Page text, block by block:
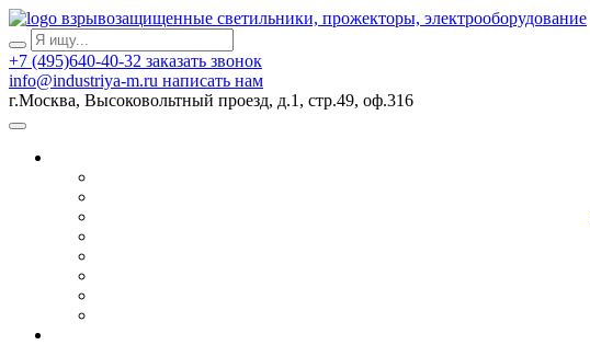
взрывозащищенные светильники, прожекторы, электрооборудование
+7 (495)640-40-32 заказать звонок
info@industriya-m.ru написать нам
г.Москва, Высоковольтный проезд, д.1, стр.49, оф.316